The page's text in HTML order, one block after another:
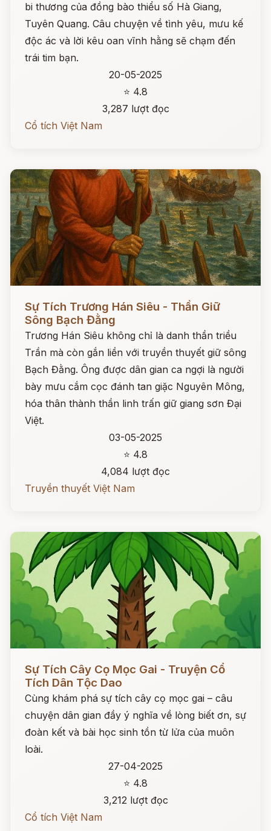
bi thương của đồng bào thiểu số Hà Giang,
Tuyên Quang. Câu chuyện về tình yêu, mưu kế
độc ác và lời kêu oan vĩnh hằng sẽ chạm đến
trái tim bạn.
20-05-2025
⭐ 4.8
3,287 lượt đọc
Cổ tích Việt Nam
Sự Tích Trương Hán Siêu - Thần Giữ
Sông Bạch Đằng
Trương Hán Siêu không chỉ là danh thần triều
Trần mà còn gắn liền với truyền thuyết giữ sông
Bạch Đằng. Ông được dân gian ca ngợi là người
bày mưu cắm cọc đánh tan giặc Nguyên Mông,
hóa thân thành thần linh trấn giữ giang sơn Đại
Việt.
03-05-2025
⭐ 4.8
4,084 lượt đọc
Truyền thuyết Việt Nam
Sự Tích Cây Cọ Mọc Gai - Truyện Cổ
Tích Dân Tộc Dao
Cùng khám phá sự tích cây cọ mọc gai – câu
chuyện dân gian đầy ý nghĩa về lòng biết ơn, sự
đoàn kết và bài học sinh tồn từ lửa của muôn
loài.
27-04-2025
⭐ 4.8
3,212 lượt đọc
Cổ tích Việt Nam